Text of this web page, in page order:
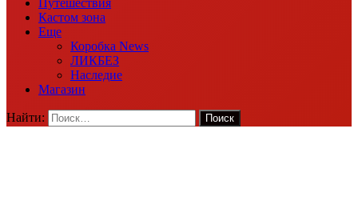
Путешествия
Кастом зона
Еще
Коробка News
ЛИКБЕЗ
Наследие
Магазин
Найти: